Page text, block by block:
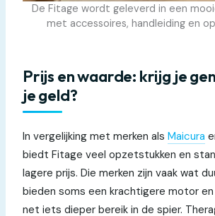
De Fitage wordt geleverd in een
met accessoires, handleiding en
Prijs en waarde: krijg je
je geld?
In vergelijking met merken als Maicura
biedt Fitage veel opzetstukken en
lagere prijs. Die merken zijn vaak wat
bieden soms een krachtigere motor
net iets dieper bereik in de spier.